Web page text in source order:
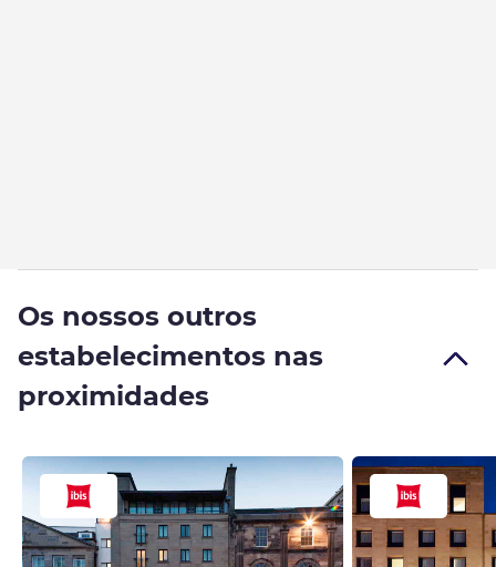
Os nossos outros
estabelecimentos nas
proximidades